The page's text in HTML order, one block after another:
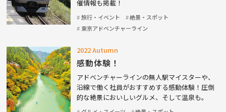
催情報も掲載！
旅行・イベント
絶景・スポット
東京アドベンチャーライン
2022 Autumn
感動体験！
アドベンチャーラインの無人駅マイスターや、
沿線で働く社員がおすすめする感動体験！圧倒
的な絶景においしいグルメ、そして温泉も。